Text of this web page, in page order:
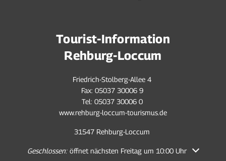
Tourist-Information
Rehburg-Loccum
Friedrich-Stolberg-Allee 4
Fax: 05037 30006 9
Tel: 05037 30006 0
www.rehburg-loccum-tourismus.de
31547 Rehburg-Loccum
Klicken, um weitere Öffnungs- oder Schließzeiten auszublenden
Geschlossen: öffnet nächsten Freitag um 10:00 Uhr